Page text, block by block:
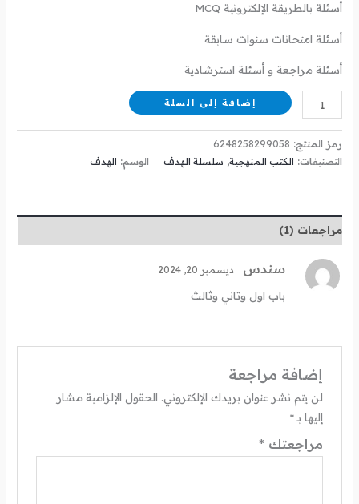
أسئلة بالطريقة الإلكترونية MCQ
أسئلة امتحانات سنوات سابقة
أسئلة مراجعة و أسئلة استرشادية
إضافة إلى السلة
رمز المنتج: 6248258299058
التصنيفات: الكتب المنهجية, سلسلة الهدف الوسم: الهدف
مراجعات (1)
سندس ديسمبر 20, 2024
باب اول وتاني وثالث
إضافة مراجعة
لن يتم نشر عنوان بريدك الإلكتروني. الحقول الإلزامية مشار
إليها بـ*
مراجعتك *